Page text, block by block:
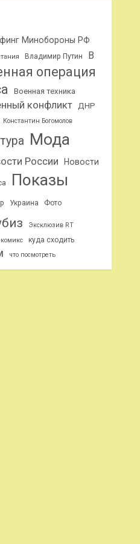
Минобороны РФ
Владимир Путин
В
операция
Военная техника
конфликт ДНР
Константин Богомолов
Мода
России Новости
Показы
Украина Фото
Эксклюзив RT
комикс
куда сходить
что посмотреть